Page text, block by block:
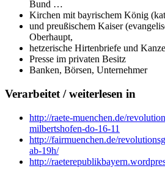
Bund …
Kirchen mit bayrischem König
und preußischem Kaiser
Oberhaupt,
hetzerische Hirtenbriefe und
Presse im privaten Besitz
Banken, Börsen, Unternehmer
Verarbeitet / weiterlesen in
http://raete-muenchen.de/
milbertshofen-do-16-11
http://fairmuenchen.de/
ab-19h/
http://